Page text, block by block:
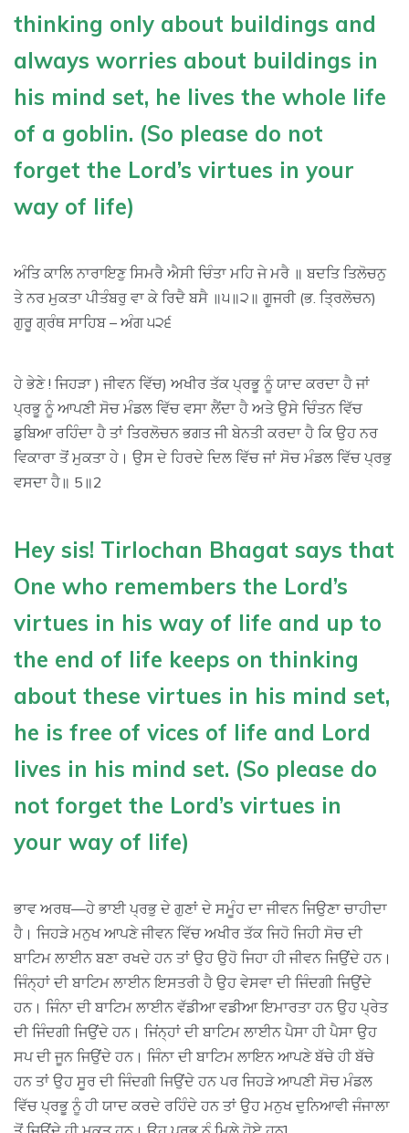
thinking only about buildings and
always worries about buildings in
his mind set, he lives the whole life
of a goblin. (So please do not
forget the Lord’s virtues in your
way of life)
ਅੰਤਿ ਕਾਲਿ ਨਾਰਾਇਣੁ ਸਿਮਰੈ ਐਸੀ ਚਿੰਤਾ ਮਹਿ ਜੇ ਮਰੈ ॥ ਬਦਤਿ ਤਿਲੋਚਨੁ
ਤੇ ਨਰ ਮੁਕਤਾ ਪੀਤੰਬਰੁ ਵਾ ਕੇ ਰਿਦੈ ਬਸੈ ॥੫॥੨॥ ਗੂਜਰੀ (ਭ. ਤ੍ਰਿਲੋਚਨ)
ਗੁਰੂ ਗ੍ਰੰਥ ਸਾਹਿਬ – ਅੰਗ ੫੨੬
ਹੇ ਭੇਣੇ ! ਜਿਹੜਾ ) ਜੀਵਨ ਵਿੱਚ) ਅਖੀਰ ਤੱਕ ਪ੍ਰਭੂ ਨੂੰ ਯਾਦ ਕਰਦਾ ਹੈ ਜਾਂ
ਪ੍ਰਭੂ ਨੂੰ ਆਪਣੀ ਸੋਚ ਮੰਡਲ ਵਿੱਚ ਵਸਾ ਲੈਂਦਾ ਹੈ ਅਤੇ ਉਸੇ ਚਿੰਤਨ ਵਿੱਚ
ਡੁਬਿਆ ਰਹਿੰਦਾ ਹੈ ਤਾਂ ਤਿਰਲੋਚਨ ਭਗਤ ਜੀ ਬੇਨਤੀ ਕਰਦਾ ਹੈ ਕਿ ਉਹ ਨਰ
ਵਿਕਾਰਾ ਤੋਂ ਮੁਕਤਾ ਹੇ। ਉਸ ਦੇ ਹਿਰਦੇ ਦਿਲ ਵਿੱਚ ਜਾਂ ਸੋਚ ਮੰਡਲ ਵਿੱਚ ਪ੍ਰਭੁ
ਵਸਦਾ ਹੈ॥ 5॥2
Hey sis! Tirlochan Bhagat says that
One who remembers the Lord’s
virtues in his way of life and up to
the end of life keeps on thinking
about these virtues in his mind set,
he is free of vices of life and Lord
lives in his mind set. (So please do
not forget the Lord’s virtues in
your way of life)
ਭਾਵ ਅਰਥ—ਹੇ ਭਾਈ ਪ੍ਰਭੁ ਦੇ ਗੁਣਾਂ ਦੇ ਸਮੂੰਹ ਦਾ ਜੀਵਨ ਜਿਉਣਾ ਚਾਹੀਦਾ
ਹੈ। ਜਿਹੜੇ ਮਨੁਖ ਆਪਣੇ ਜੀਵਨ ਵਿੱਚ ਅਖੀਰ ਤੱਕ ਜਿਹੋ ਜਿਹੀ ਸੋਚ ਦੀ
ਬਾਟਿਮ ਲਾਈਨ ਬਣਾ ਰਖਦੇ ਹਨ ਤਾਂ ਉਹ ਉਹੋ ਜਿਹਾ ਹੀ ਜੀਵਨ ਜਿਉਂਦੇ ਹਨ।
ਜਿੰਨ੍ਹਾਂ ਦੀ ਬਾਟਿਮ ਲਾਈਨ ਇਸਤਰੀ ਹੈ ਉਹ ਵੇਸਵਾ ਦੀ ਜਿੰਦਗੀ ਜਿਉਂਦੇ
ਹਨ। ਜਿੰਨਾ ਦੀ ਬਾਟਿਮ ਲਾਈਨ ਵੱਡੀਆ ਵਡੀਆ ਇਮਾਰਤਾ ਹਨ ਉਹ ਪ੍ਰੇਤ
ਦੀ ਜਿੰਦਗੀ ਜਿਉਂਦੇ ਹਨ। ਜਿਂਨ੍ਹਾਂ ਦੀ ਬਾਟਿਮ ਲਾਈਨ ਪੈਸਾ ਹੀ ਪੈਸਾ ਉਹ
ਸਪ ਦੀ ਜੂਨ ਜਿਉਂਦੇ ਹਨ। ਜਿੰਨਾ ਦੀ ਬਾਟਿਮ ਲਾਇਨ ਆਪਣੇ ਬੱਚੇ ਹੀ ਬੱਚੇ
ਹਨ ਤਾਂ ਉਹ ਸੂਰ ਦੀ ਜਿੰਦਗੀ ਜਿਉਂਦੇ ਹਨ ਪਰ ਜਿਹੜੇ ਆਪਣੀ ਸੋਚ ਮੰਡਲ
ਵਿੱਚ ਪ੍ਰਭੂ ਨੂੰ ਹੀ ਯਾਦ ਕਰਦੇ ਰਹਿੰਦੇ ਹਨ ਤਾਂ ਉਹ ਮਨੁਖ ਦੁਨਿਆਵੀ ਜੰਜਾਲਾ